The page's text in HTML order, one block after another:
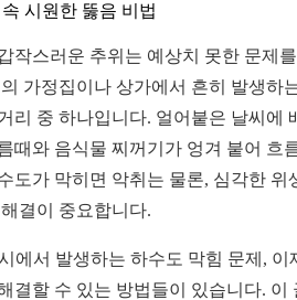
시원한 뚫음 비법
작스러운 추위는 예상치 못한 문제
가정집이나 상가에서 흔히 발생하
리 중 하나입니다. 얼어붙은 날씨에
때와 음식물 찌꺼기가 엉겨 붙어 흐
도가 막히면 악취는 물론, 심각한 위
결이 중요합니다.
에서 발생하는 하수도 막힘 문제, 이
결할 수 있는 방법들이 있습니다. 이